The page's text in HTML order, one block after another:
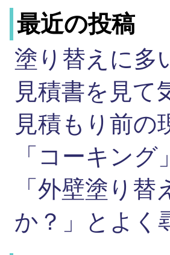
最近の投稿
塗り替えに多
見積書を見
見積もり前の
「コーキン
「外壁塗り
か？」とよく